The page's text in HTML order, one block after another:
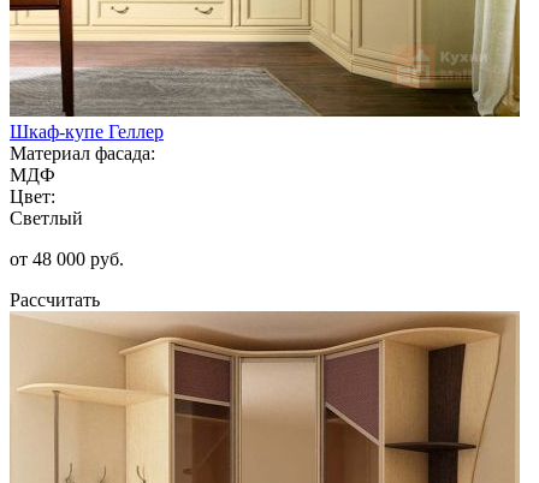
Шкаф-купе Геллер
Материал фасада:
МДФ
Цвет:
Светлый
от 48 000 руб.
Рассчитать